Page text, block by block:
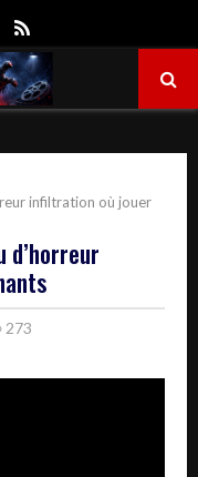
Email
infiltration où jouer
d’horreur
273